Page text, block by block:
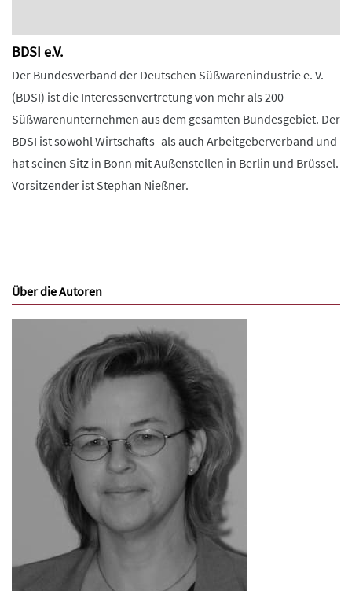
BDSI e.V.
Der Bundesverband der Deutschen Süßwarenindustrie e. V.
(BDSI) ist die Interessenvertretung von mehr als 200
Süßwarenunternehmen aus dem gesamten Bundesgebiet. Der
BDSI ist sowohl Wirtschafts- als auch Arbeitgeberverband und
hat seinen Sitz in Bonn mit Außenstellen in Berlin und Brüssel.
Vorsitzender ist Stephan Nießner.
Über die Autoren